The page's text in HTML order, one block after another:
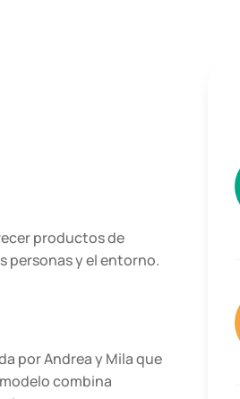
productos de
personas y el entorno.
por Andrea y Mila que
combina